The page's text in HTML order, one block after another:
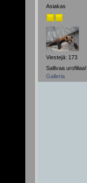
Asiakas
Viestejä: 173
Sallivaa urofiliaa!
Galleria